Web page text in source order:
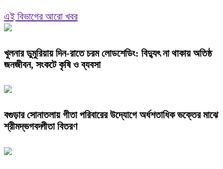
এই বিভাগের আরো খবর
খুলনার ডুমুরিয়ায় দিন-রাতে চরম লোডশেডিং: বিদ্যুৎ না থাকায় অতিষ্ঠ
জনজীবন, সংকটে কৃষি ও ব্যবসা
বগুড়ার সোনাতলায় গীতা পরিবারের উদ্যোগে অর্ধশতাধিক ভক্তের মাঝে
শ্রীমদ্ভগবদ্গীতা বিতরণ